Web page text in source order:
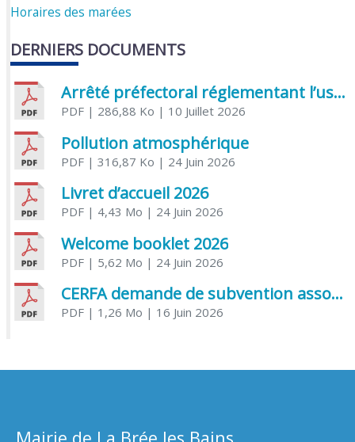
Horaires des marées
DERNIERS DOCUMENTS
Arrêté préfectoral réglementant l’usage de l’eau
PDF| 286,88 Ko | 10 Juillet 2026
Pollution atmosphérique
PDF| 316,87 Ko | 24 Juin 2026
Livret d’accueil 2026
PDF| 4,43 Mo | 24 Juin 2026
Welcome booklet 2026
PDF| 5,62 Mo | 24 Juin 2026
CERFA demande de subvention association
PDF| 1,26 Mo | 16 Juin 2026
Mairie de La Brée les Bains